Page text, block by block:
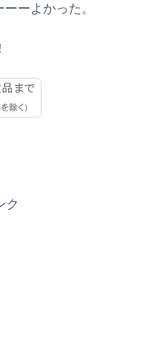
ーよかった。
ク